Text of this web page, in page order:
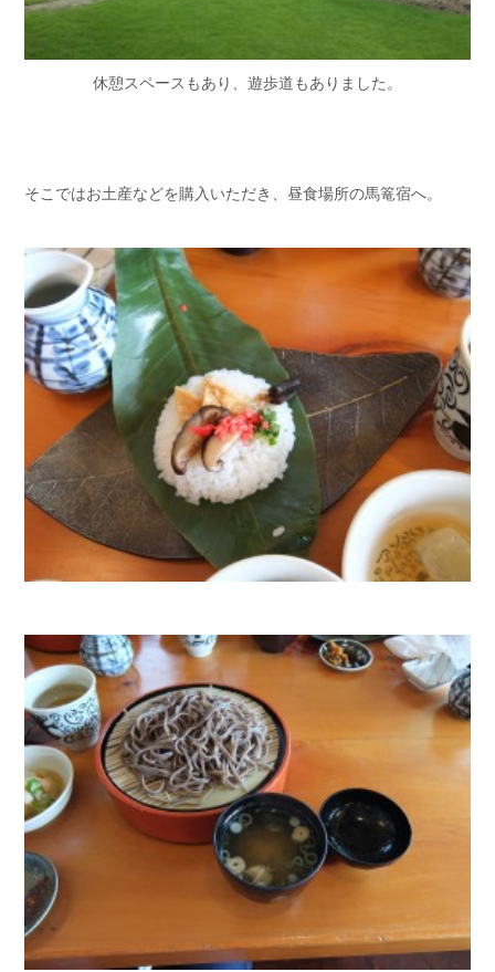
休憩スペースもあり、遊歩道もありました。
そこではお土産などを購入いただき、昼食場所の馬篭宿へ。